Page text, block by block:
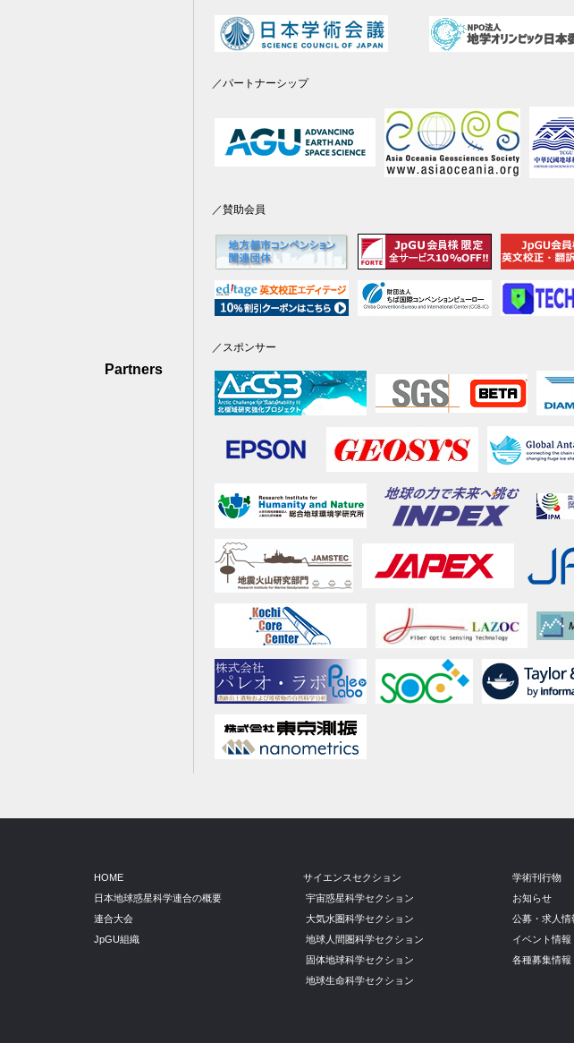
Partners
／パートナーシップ
／賛助会員
／スポンサー
HOME
日本地球惑星科学連合の概要
連合大会
JpGU組織
サイエンスセクション
宇宙惑星科学セクション
大気水圏科学セクション
地球人間圏科学セクション
固体地球科学セクション
地球生命科学セクション
学術刊行物
お知らせ
公募・求人情
イベント情報
各種募集情報